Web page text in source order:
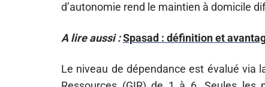
d’autonomie rend le maintien à domicile
A lire aussi :Spasad : définition et
Le niveau de dépendance est évalué via